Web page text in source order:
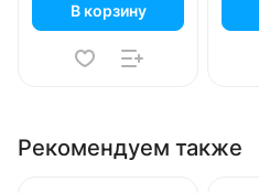
В корзину
Рекомендуем также